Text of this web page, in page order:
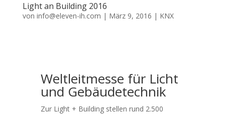
Light an Building 2016
von info@eleven-ih.com | März 9, 2016 | KNX
Weltleitmesse für Licht
und Gebäudetechnik
Zur Light + Building stellen rund 2.500